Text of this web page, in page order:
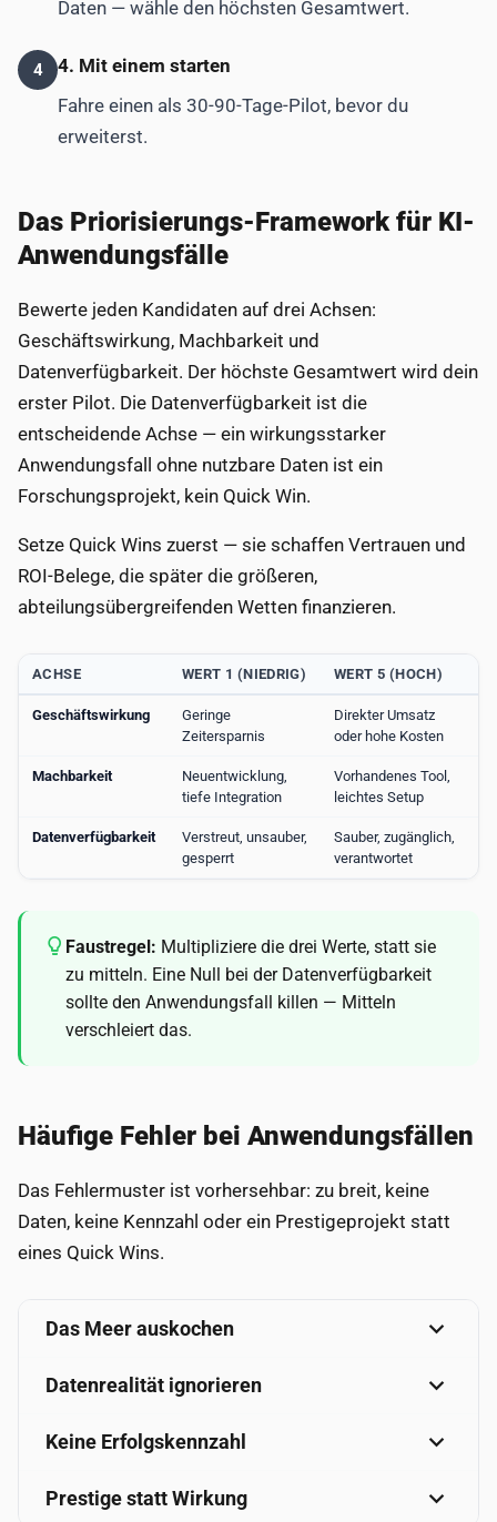
Daten — wähle den höchsten Gesamtwert.
4
4. Mit einem starten
Fahre einen als 30-90-Tage-Pilot, bevor du
erweiterst.
Das Priorisierungs-Framework für KI-
Anwendungsfälle
Bewerte jeden Kandidaten auf drei Achsen:
Geschäftswirkung, Machbarkeit und
Datenverfügbarkeit. Der höchste Gesamtwert wird dein
erster Pilot. Die Datenverfügbarkeit ist die
entscheidende Achse — ein wirkungsstarker
Anwendungsfall ohne nutzbare Daten ist ein
Forschungsprojekt, kein Quick Win.
Setze Quick Wins zuerst — sie schaffen Vertrauen und
ROI-Belege, die später die größeren,
abteilungsübergreifenden Wetten finanzieren.
ACHSE WERT 1 (NIEDRIG) WERT 5 (HOCH)
Geschäftswirkung
Geringe
Zeitersparnis
Direkter Umsatz
oder hohe Kosten
Machbarkeit
Neuentwicklung,
tiefe Integration
Vorhandenes Tool,
leichtes Setup
Datenverfügbarkeit
Verstreut, unsauber,
gesperrt
Sauber, zugänglich,
verantwortet
Faustregel: Multipliziere die drei Werte, statt sie
zu mitteln. Eine Null bei der Datenverfügbarkeit
sollte den Anwendungsfall killen — Mitteln
verschleiert das.
Häufige Fehler bei Anwendungsfällen
Das Fehlermuster ist vorhersehbar: zu breit, keine
Daten, keine Kennzahl oder ein Prestigeprojekt statt
eines Quick Wins.
Das Meer auskochen
Datenrealität ignorieren
Keine Erfolgskennzahl
Prestige statt Wirkung